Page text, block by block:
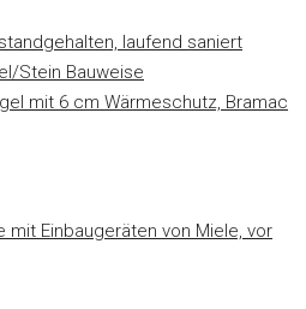
laufend saniert
Stein Bauweise
mit 6 cm Wärmeschutz, Bramac
mit Einbaugeräten von Miele, vor